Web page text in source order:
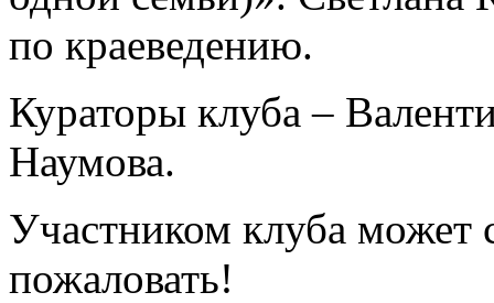
по краеведению.
Кураторы клуба –
Наумова.
Участником клуба
пожаловать!